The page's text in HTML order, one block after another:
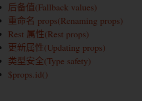
后备值(Fallback values)
重命名 props(Renaming props)
Rest 属性(Rest props)
更新属性(Updating props)
类型安全(Type safety)
$props.id()